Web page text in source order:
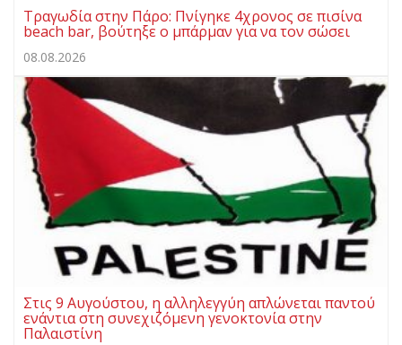
Τραγωδία στην Πάρο: Πνίγηκε 4χρονος σε πισίνα
beach bar, βούτηξε ο μπάρμαν για να τον σώσει
08.08.2026
Στις 9 Αυγούστου, η αλληλεγγύη απλώνεται παντού
ενάντια στη συνεχιζόμενη γενοκτονία στην
Παλαιστίνη